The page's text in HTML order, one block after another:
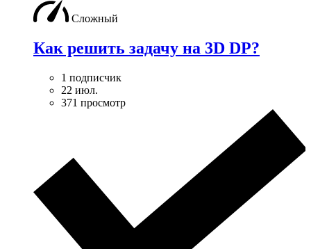
Сложный
Как решить задачу на 3D DP?
1 подписчик
22 июл.
371 просмотр